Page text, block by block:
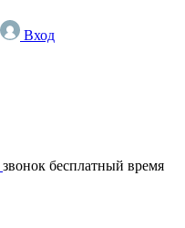
Вход
звонок бесплатный время